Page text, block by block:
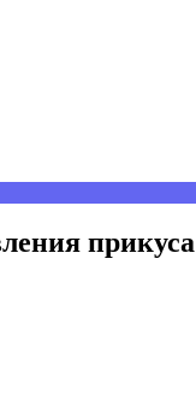
прикуса